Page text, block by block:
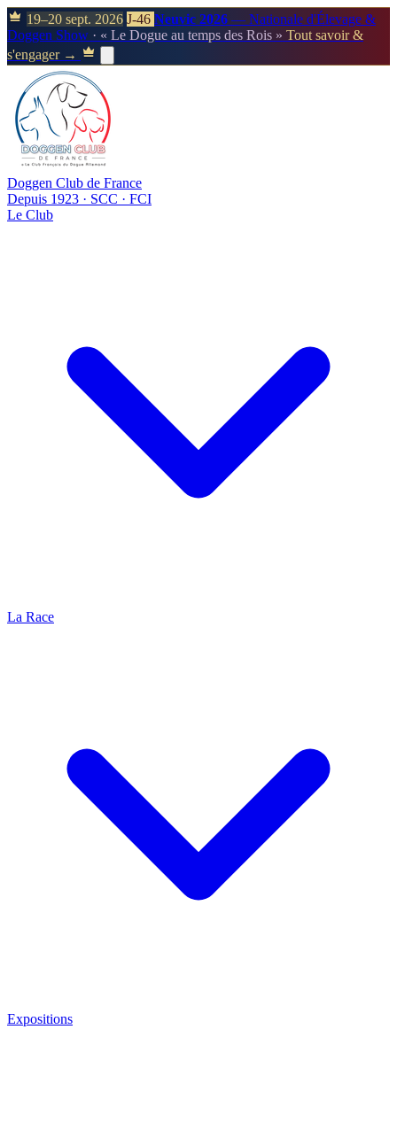
19–20 sept. 2026 J-46 Neuvic 2026 — Nationale d'Élevage &
Doggen Show · « Le Dogue au temps des Rois » Tout savoir &
s'engager →
Doggen Club de France
Depuis 1923 · SCC · FCI
Le Club
La Race
Expositions